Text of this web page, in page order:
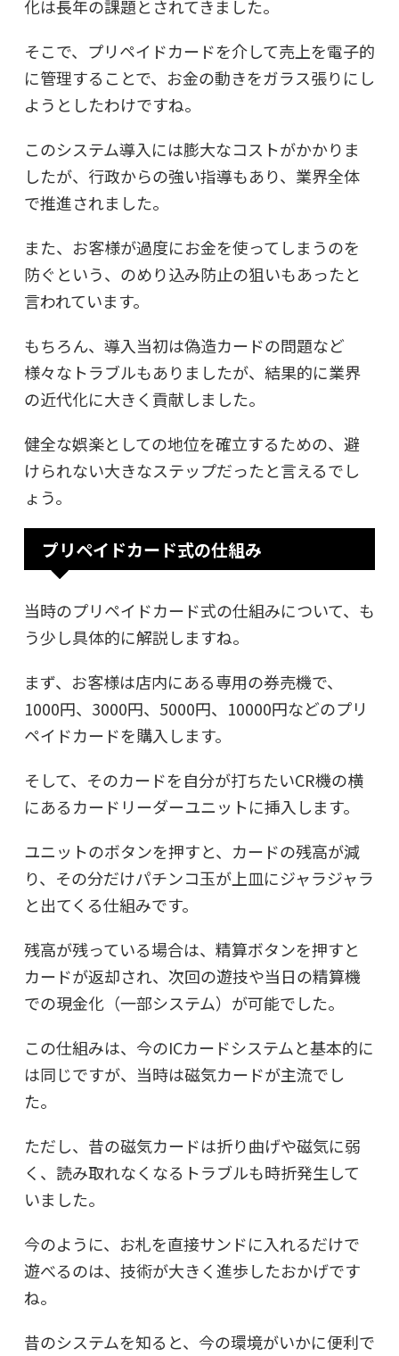
化は長年の課題とされてきました。
そこで、プリペイドカードを介して売上を電子的
に管理することで、お金の動きをガラス張りにし
ようとしたわけですね。
このシステム導入には膨大なコストがかかりま
したが、行政からの強い指導もあり、業界全体
で推進されました。
また、お客様が過度にお金を使ってしまうのを
防ぐという、のめり込み防止の狙いもあったと
言われています。
もちろん、導入当初は偽造カードの問題など
様々なトラブルもありましたが、結果的に業界
の近代化に大きく貢献しました。
健全な娯楽としての地位を確立するための、避
けられない大きなステップだったと言えるでし
ょう。
プリペイドカード式の仕組み
当時のプリペイドカード式の仕組みについて、も
う少し具体的に解説しますね。
まず、お客様は店内にある専用の券売機で、
1000円、3000円、5000円、10000円などのプリ
ペイドカードを購入します。
そして、そのカードを自分が打ちたいCR機の横
にあるカードリーダーユニットに挿入します。
ユニットのボタンを押すと、カードの残高が減
り、その分だけパチンコ玉が上皿にジャラジャラ
と出てくる仕組みです。
残高が残っている場合は、精算ボタンを押すと
カードが返却され、次回の遊技や当日の精算機
での現金化（一部システム）が可能でした。
この仕組みは、今のICカードシステムと基本的に
は同じですが、当時は磁気カードが主流でし
た。
ただし、昔の磁気カードは折り曲げや磁気に弱
く、読み取れなくなるトラブルも時折発生して
いました。
今のように、お札を直接サンドに入れるだけで
遊べるのは、技術が大きく進歩したおかげです
ね。
昔のシステムを知ると、今の環境がいかに便利で